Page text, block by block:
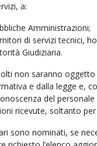
a:
Amministrazioni;
di servizi tecnici,
Giudiziaria.
non saranno
e dalla legge e,
del
ricevute, soltanto
sono nominati, se